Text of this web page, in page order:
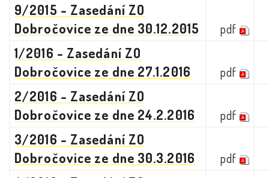
9/2015 - Zasedání ZO
Dobročovice ze dne 30.12.2015
pdf
1/2016 - Zasedání ZO
Dobročovice ze dne 27.1.2016
pdf
2/2016 - Zasedání ZO
Dobročovice ze dne 24.2.2016
pdf
3/2016 - Zasedání ZO
Dobročovice ze dne 30.3.2016
pdf